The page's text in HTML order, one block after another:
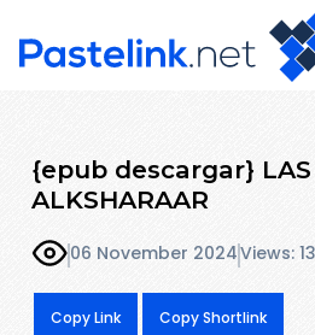
{epub descargar} LAS
ALKSHARAAR
06 November 2024Views:
Copy Link Copy Shortlink